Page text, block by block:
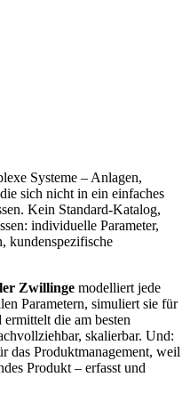
Systeme – Anlagen,
sich nicht in ein einfaches
Kein Standard-Katalog,
individuelle Parameter,
kundenspezifische
Zwillinge modelliert jede
Parametern, simuliert sie für
die am besten
skalierbar. Und:
das Produktmanagement, weil
Produkt – erfasst und